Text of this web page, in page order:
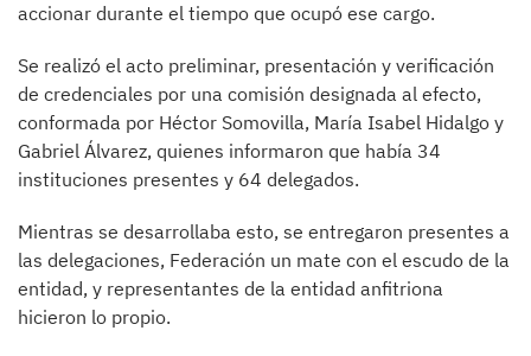
accionar durante el tiempo que ocupó ese cargo.
Se realizó el acto preliminar, presentación y verificación
de credenciales por una comisión designada al efecto,
conformada por Héctor Somovilla, María Isabel Hidalgo y
Gabriel Álvarez, quienes informaron que había 34
instituciones presentes y 64 delegados.
Mientras se desarrollaba esto, se entregaron presentes a
las delegaciones, Federación un mate con el escudo de la
entidad, y representantes de la entidad anfitriona
hicieron lo propio.